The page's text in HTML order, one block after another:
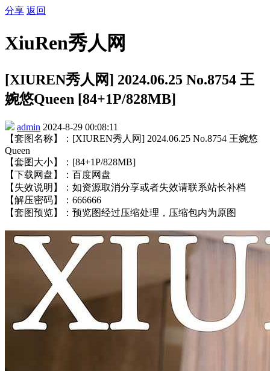
分享 返回
XiuRen秀人网
[XIUREN秀人网] 2024.06.25 No.8754 王
婉悠Queen [84+1P/828MB]
admin 2024-8-29 00:08:11
【套图名称】：[XIUREN秀人网] 2024.06.25 No.8754 王婉悠
Queen
【套图大小】：[84+1P/828MB]
【下载网盘】：百度网盘
【失效说明】：如资源取消分享或者失效请联系站长补档
【解压密码】：666666
【套图预览】：预览图经过压缩处理，压缩包内为原图